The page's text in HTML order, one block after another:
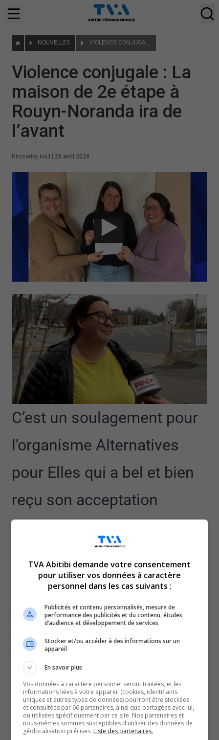
NOUVELLES VIOLENCE CONJUGALE : LA MAISON DE 2E ÉTAPE À ROUYN-NORANDA IRA DE L’AVANT
Violence conjugale : La
maison de 2e étape à
Rouyn-Noranda ira de
l’avant
Kimberley Hall 23 avril 2024
C’est un soulagement pour
l’organisme Alternatives
pour Elles qui a bel et bien
reçu son acceptation
officielle de la Société
vendredi, en fin d’après-
midi.
Rappelons que l’organisme a fait beaucoup de
démarches et de sensibilisation dans les dernières
d’hébergement de Rouyn-Noranda.
Selon la gestionnaire, Raphaëlle Proulx, en bout de ligne,
ce qui a réellement permis de faire diminuer
considérablement les coûts de construction est d’avoir
trouvé un lieu différent pour l’un des logements.
TVA Abitibi demande votre consentement
pour utiliser vos données à caractère
personnel dans les cas suivants :
Publicités et contenu personnalisés, mesure de
performance des publicités et du contenu, études
d’audience et développement de services
Stocker et/ou accéder à des informations sur un
appareil
En savoir plus
Vos données à caractère personnel seront traitées, et les
informations liées à votre appareil (cookies, identifiants
uniques et autres types de données) pourront être stockées
et consultées par 66 partenaires, ainsi que partagées avec lui,
ou utilisées spécifiquement par ce site. Nos partenaires et
nous-mêmes sommes susceptibles d'utiliser des données de
géolocalisation précises. Liste des partenaires.